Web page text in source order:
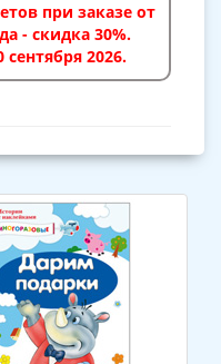
при заказе от
- скидка 30%.
2026.